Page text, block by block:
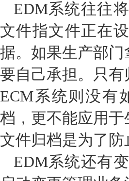
EDM系统往往
文件指文件正在
据。如果生产部
要自己承担。只
ECM系统则没有
档，更不能应用
文件归档是为了防
EDM系统还有